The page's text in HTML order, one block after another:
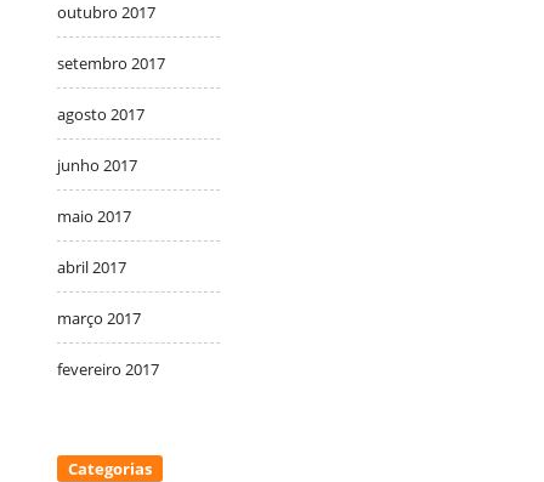
outubro 2017
setembro 2017
agosto 2017
junho 2017
maio 2017
abril 2017
março 2017
fevereiro 2017
Categorias